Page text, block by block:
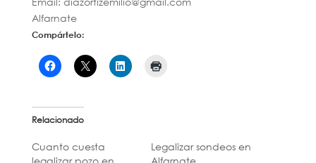
Alfarnate
Compártelo:
Relacionado
Cuanto cuesta
Legalizar sondeos en